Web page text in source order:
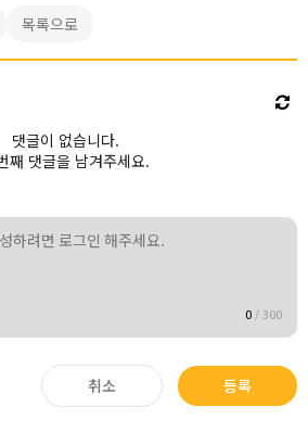
목록으로
댓글이 없습니다.
째 댓글을 남겨주세요.
0 /300
취소 등록